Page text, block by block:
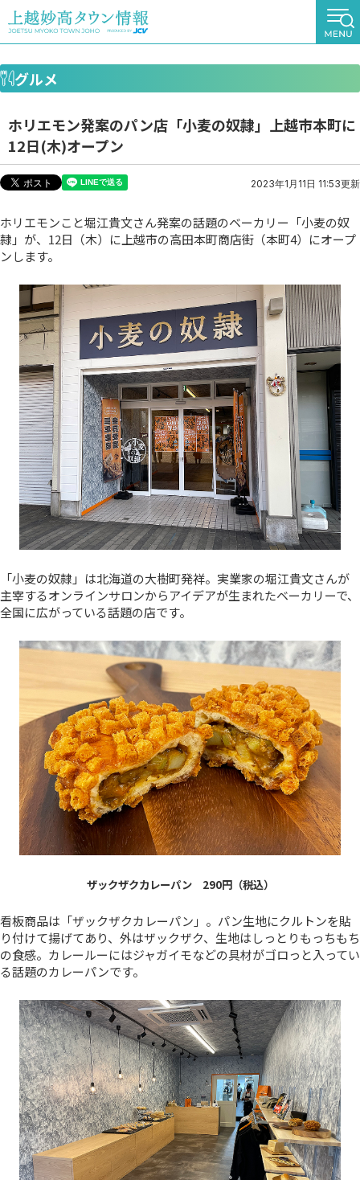
グルメ
ホリエモン発案のパン店「小麦の奴隷」上越市本町に
12日(木)オープン
2023年1月11日 11:53更新
ホリエモンこと堀江貴文さん発案の話題のベーカリー「小麦の奴
隷」が、12日（木）に上越市の高田本町商店街（本町4）にオープ
ンします。
「小麦の奴隷」は北海道の大樹町発祥。実業家の堀江貴文さんが
主宰するオンラインサロンからアイデアが生まれたベーカリーで、
全国に広がっている話題の店です。
ザックザクカレーパン 290円（税込）
看板商品は「ザックザクカレーパン」。パン生地にクルトンを貼
り付けて揚げてあり、外はザックザク、生地はしっとりもっちもち
の食感。カレールーにはジャガイモなどの具材がゴロっと入ってい
る話題のカレーパンです。